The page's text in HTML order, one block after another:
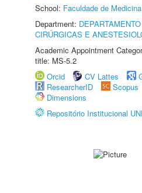
School: Faculdade de
Department:
CIRÚRGICAS E
Academic Appointment
title: MS-5.2
Orcid
CV Lattes
ResearcherID
Scopus
Dimensions
Repositório Institucional